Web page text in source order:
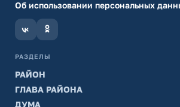
Об использовании персональных
РАЗДЕЛЫ
РАЙОН
ГЛАВА РАЙОНА
ДУМА